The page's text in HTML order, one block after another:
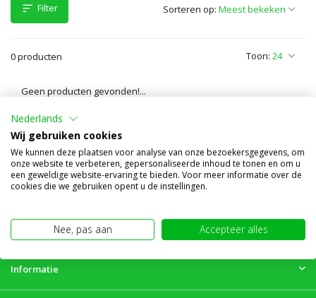
Filter
0 producten Toon:
Sorteren op:
Geen producten gevonden!...
Klantenservice
Mijn account
Informatie
Nederlands
Wij gebruiken cookies
We kunnen deze plaatsen voor analyse van onze bezoekersgegevens, om
onze website te verbeteren, gepersonaliseerde inhoud te tonen en om u
een geweldige website-ervaring te bieden. Voor meer informatie over de
cookies die we gebruiken opent u de instellingen.
Nee, pas aan Accepteer alles